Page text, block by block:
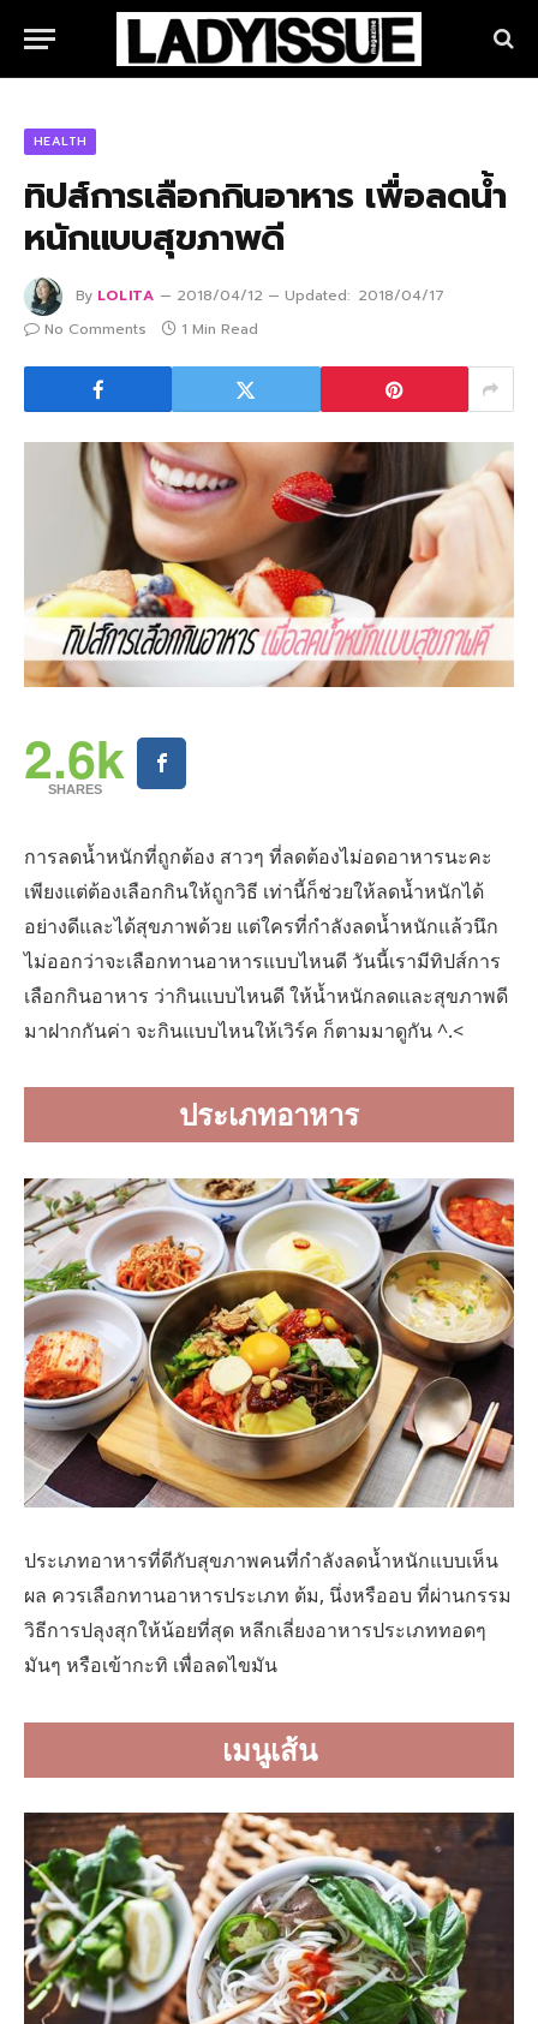
HEALTH
ทิปส์การเลือกกินอาหาร เพื่อลดน้ำ
หนักแบบสุขภาพดี
By LOLITA 2018/04/12 Updated: 2018/04/17
No Comments
1 Min Read
2.6k
SHARES
การลดน้ำหนักที่ถูกต้อง สาวๆ ที่ลดต้องไม่อดอาหารนะคะ
เพียงแต่ต้องเลือกกินให้ถูกวิธี เท่านี้ก็ช่วยให้ลดน้ำหนักได้
อย่างดีและได้สุขภาพด้วย แต่ใครที่กำลังลดน้ำหนักแล้วนึก
ไม่ออกว่าจะเลือกทานอาหารแบบไหนดี วันนี้เรามีทิปส์การ
เลือกกินอาหาร ว่ากินแบบไหนดี ให้น้ำหนักลดและสุขภาพดี
มาฝากกันค่า จะกินแบบไหนให้เวิร์ค ก็ตามมาดูกัน ^.<
ประเภทอาหาร
ประเภทอาหารที่ดีกับสุขภาพคนที่กำลังลดน้ำหนักแบบเห็น
ผล ควรเลือกทานอาหารประเภท ต้ม, นึ่งหรืออบ ที่ผ่านกรรม
วิธีการปลุงสุกให้น้อยที่สุด หลีกเลี่ยงอาหารประเภททอดๆ
มันๆ หรือเข้ากะทิ เพื่อลดไขมัน
เมนูเส้น